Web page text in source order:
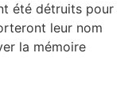
été détruits pour
leur nom
la mémoire